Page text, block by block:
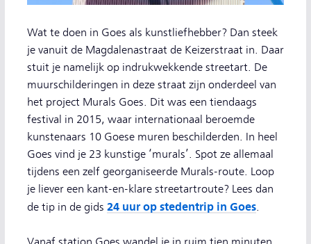
Wat te doen in Goes als kunstliefhebber? Dan steek
je vanuit de Magdalenastraat de Keizerstraat in. Daar
stuit je namelijk op indrukwekkende streetart. De
muurschilderingen in deze straat zijn onderdeel van
het project Murals Goes. Dit was een tiendaags
festival in 2015, waar internationaal beroemde
kunstenaars 10 Goese muren beschilderden. In heel
Goes vind je 23 kunstige ‘murals’. Spot ze allemaal
tijdens een zelf georganiseerde Murals-route. Loop
je liever een kant-en-klare streetartroute? Lees dan
de tip in de gids 24 uur op stedentrip in Goes.